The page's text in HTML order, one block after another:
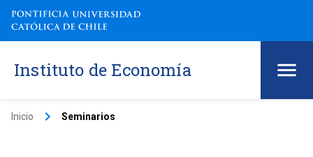
Instituto de Economía
Inicio keyboard_arrow_right Seminarios